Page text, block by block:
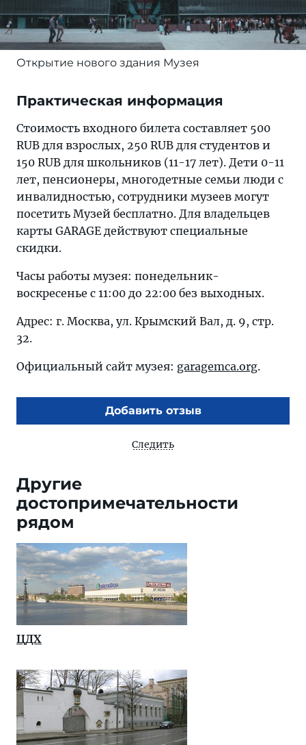
Открытие нового здания Музея
Практическая информация
Стоимость входного билета составляет 500
RUB для взрослых, 250 RUB для студентов и
150 RUB для школьников (11-17 лет). Дети 0-11
лет, пенсионеры, многодетные семьи люди с
инвалидностью, сотрудники музеев могут
посетить Музей бесплатно. Для владельцев
карты GARAGE действуют специальные
скидки.
Часы работы музея: понедельник-
воскресенье с 11:00 до 22:00 без выходных.
Адрес: г. Москва, ул. Крымский Вал, д. 9, стр.
32.
Официальный сайт музея: garagemca.org.
Добавить отзыв
Следить
Другие
достопримечательности
рядом
ЦДХ